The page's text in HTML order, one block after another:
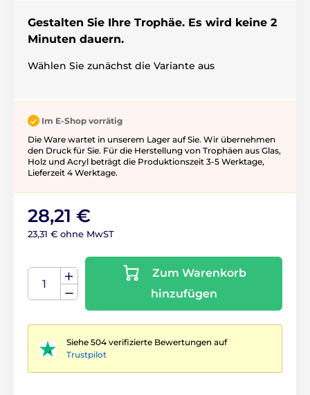
Gestalten Sie Ihre Trophäe. Es wird keine 2
Minuten dauern.
Wählen Sie zunächst die Variante aus
Im E-Shop vorrätig
Die Ware wartet in unserem Lager auf Sie. Wir übernehmen
den Druck für Sie. Für die Herstellung von Trophäen aus Glas,
Holz und Acryl beträgt die Produktionszeit 3-5 ​​Werktage,
Lieferzeit 4 Werktage.
28,21 €
23,31 € ohne MwST
Zum Warenkorb
hinzufügen
Siehe 504 verifizierte Bewertungen auf
Trustpilot